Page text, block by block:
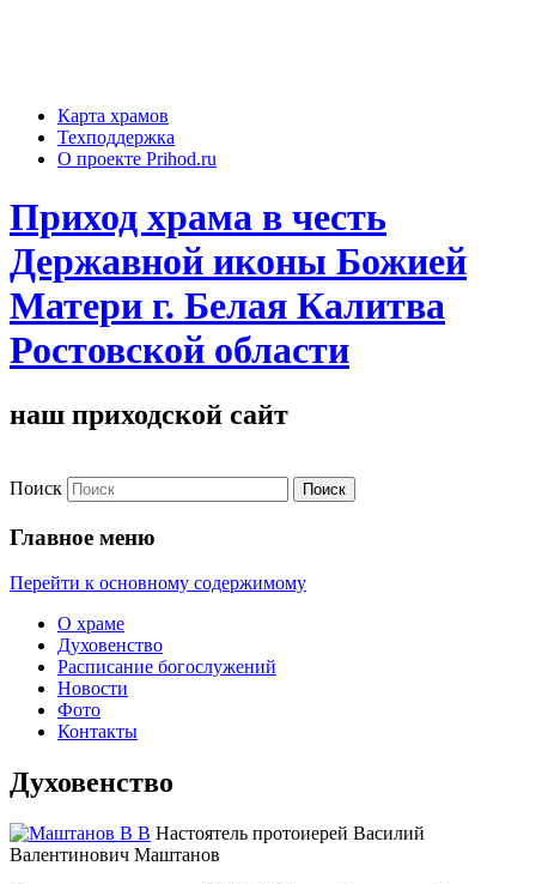
Карта храмов
Техподдержка
О проекте Prihod.ru
Приход храма в честь
Державной иконы Божией
Матери г. Белая Калитва
Ростовской области
наш приходской сайт
Поиск
Главное меню
Перейти к основному содержимому
О храме
Духовенство
Расписание богослужений
Новости
Фото
Контакты
Духовенство
Настоятель протоиерей Василий
Валентинович Маштанов